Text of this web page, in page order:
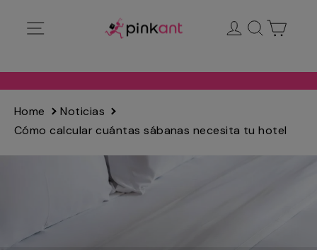
directamente
Ingresar
Buscar
Home
Noticias
Cómo calcular cuántas sábanas necesita tu hotel